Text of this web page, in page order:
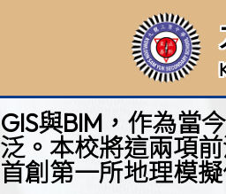
GIS與BIM，作為當
泛。本校將這兩項
首創第一所地理模